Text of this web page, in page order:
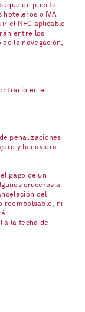
en puerto.
hoteleros o IVA
el NFC aplicable
entre los
la navegación,
en el
penalizaciones
y la naviera
pago de un
cruceros a
del
reembolsable, ni
a la fecha de